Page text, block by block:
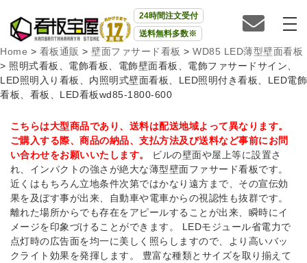
24時間注文受付
送料無料多数※
Home > 看板通販 > 壁面ファサード看板 > WD85 LED薄型壁面看板
> 照明式看板、電飾看板、電飾壁面看板、電飾ファサードサイン、
LED照明入り看板、内照明式壁面看板、LED照明付き看板、LED電飾
看板、看板、LED看板wd85-1800-600
こちらは大型商品であり、送料は配送地域よって異なります。
ご購入する際、商品の納品、支払方法及び送料など事前にお問
い合わせをお願いいたします。
ビルの壁面や屋上等に設置さ
れ、インパクトの強さが絶大な薄型壁面ファサード看板です。
近くはもちろん立地条件次第ではかなり遠方まで、その宣伝効
果を及ぼす事が出来、自動車や電車からの視認性も抜群です。
離れた場所からでも存在をアピールすることが出来、瞬時にイ
メージを印象づけることができます。 LEDモジュール省電力で
点灯時の広告面を均一に美しく照らしますので、より高いバッ
クライト効果を発揮します。 豊富な種類とサイズを取り揃えて